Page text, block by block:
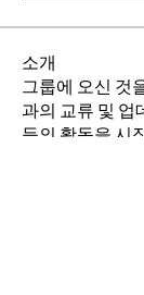
소개
그룹에 오신 것
과의 교류 및 업
등의 활동을 시